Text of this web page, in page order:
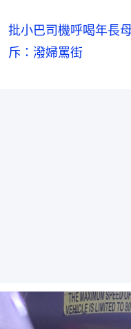
批小巴司機呼喝年
斥：潑婦罵街